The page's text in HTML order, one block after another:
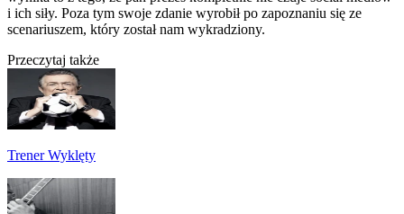
i ich siły. Poza tym swoje zdanie wyrobił po zapoznaniu się ze
scenariuszem, który został nam wykradziony.
Przeczytaj także
Trener Wyklęty